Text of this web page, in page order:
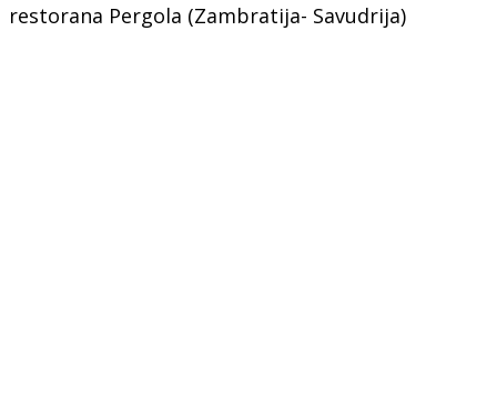
restorana Pergola (Zambratija- Savudrija)